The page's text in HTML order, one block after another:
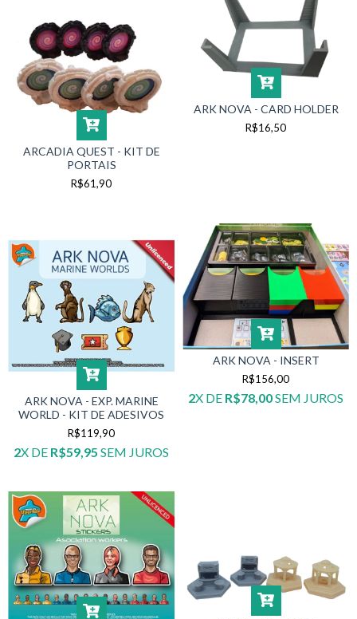
ARCADIA QUEST - KIT DE
PORTAIS
R$61,90
ARK NOVA - CARD HOLDER
R$16,50
ARK NOVA - EXP. MARINE
WORLD - KIT DE ADESIVOS
R$119,90
2X DE R$59,95 SEM JUROS
ARK NOVA - INSERT
R$156,00
2X DE R$78,00SEM JUROS